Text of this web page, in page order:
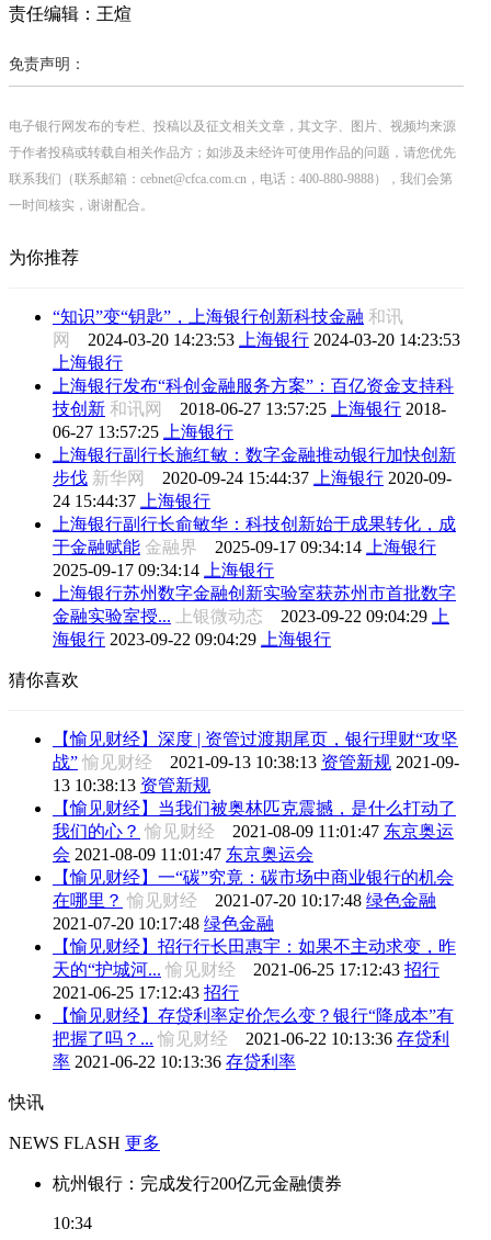
责任编辑：王煊
免责声明：
电子银行网发布的专栏、投稿以及征文相关文章，其文字、图片、视频均来源
于作者投稿或转载自相关作品方；如涉及未经许可使用作品的问题，请您优先
联系我们（联系邮箱：cebnet@cfca.com.cn，电话：400-880-9888），我们会第
一时间核实，谢谢配合。
为你推荐
“知识”变“钥匙”，上海银行创新科技金融 和讯
网 2024-03-20 14:23:53 上海银行 2024-03-20 14:23:53
上海银行
上海银行发布“科创金融服务方案”：百亿资金支持科
技创新 和讯网 2018-06-27 13:57:25 上海银行 2018-
06-27 13:57:25
上海银行
上海银行副行长施红敏：数字金融推动银行加快创新
步伐 新华网 2020-09-24 15:44:37 上海银行 2020-09-
24 15:44:37
上海银行
上海银行副行长俞敏华：科技创新始于成果转化，成
于金融赋能 金融界 2025-09-17 09:34:14
上海银行
2025-09-17 09:34:14
上海银行
上海银行苏州数字金融创新实验室获苏州市首批数字
金融实验室授...
上银微动态 2023-09-22 09:04:29
上
海银行 2023-09-22 09:04:29 上海银行
猜你喜欢
【愉见财经】深度 | 资管过渡期尾页，银行理财“攻坚
战” 愉见财经 2021-09-13 10:38:13 资管新规 2021-09-
13 10:38:13 资管新规
【愉见财经】当我们被奥林匹克震撼，是什么打动了
我们的心？ 愉见财经 2021-08-09 11:01:47 东京奥运
会 2021-08-09 11:01:47 东京奥运会
【愉见财经】一“碳”究竟：碳市场中商业银行的机会
在哪里？ 愉见财经 2021-07-20 10:17:48 绿色金融
2021-07-20 10:17:48 绿色金融
【愉见财经】招行行长田惠宇：如果不主动求变，昨
天的“护城河... 愉见财经 2021-06-25 17:12:43 招行
2021-06-25 17:12:43 招行
【愉见财经】存贷利率定价怎么变？银行“降成本”有
把握了吗？... 愉见财经 2021-06-22 10:13:36 存贷利
率 2021-06-22 10:13:36 存贷利率
快讯
NEWS FLASH 更多
杭州银行：完成发行200亿元金融债券
10:34